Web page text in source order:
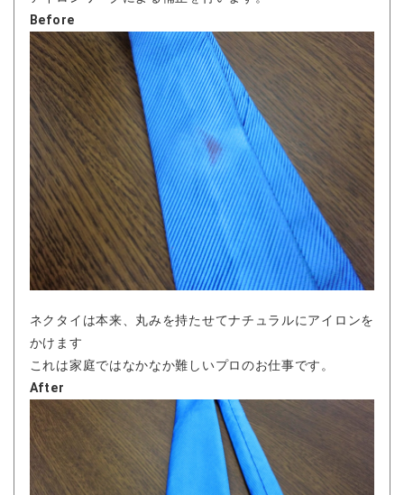
Before
ネクタイは本来、丸みを持たせてナチュラルにアイロンを
かけます
これは家庭ではなかなか難しいプロのお仕事です。
After